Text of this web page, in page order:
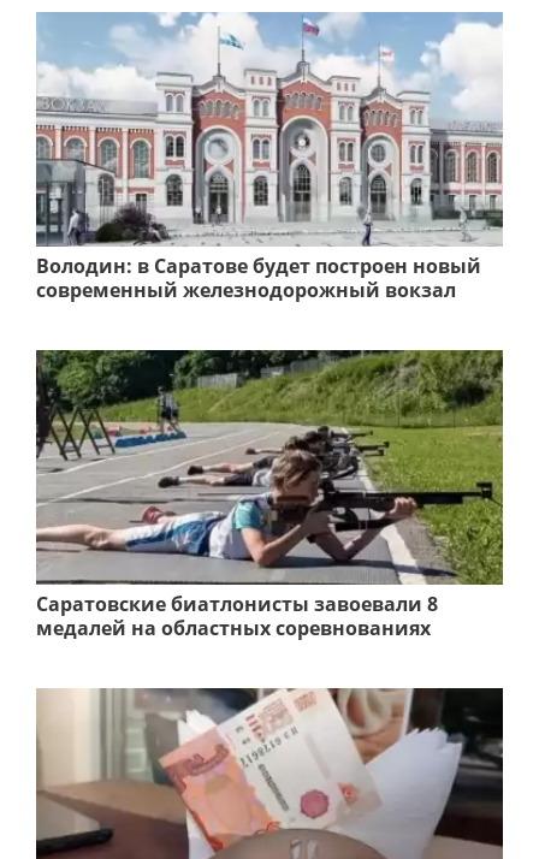
Володин: в Саратове будет построен новый
современный железнодорожный вокзал
Саратовские биатлонисты завоевали 8
медалей на областных соревнованиях